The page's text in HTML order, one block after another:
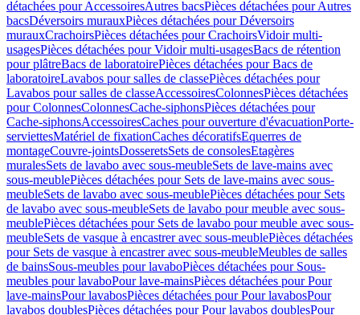
détachées pour AccessoiresAutres bacsPièces détachées pour Autres
bacsDéversoirs murauxPièces détachées pour Déversoirs
murauxCrachoirsPièces détachées pour CrachoirsVidoir multi-
usagesPièces détachées pour Vidoir multi-usagesBacs de rétention
pour plâtreBacs de laboratoirePièces détachées pour Bacs de
laboratoireLavabos pour salles de classePièces détachées pour
Lavabos pour salles de classeAccessoiresColonnesPièces détachées
pour ColonnesColonnesCache-siphonsPièces détachées pour
Cache-siphonsAccessoiresCaches pour ouverture d'évacuationPorte-
serviettesMatériel de fixationCaches décoratifsEquerres de
montageCouvre-jointsDosseretsSets de consolesEtagères
muralesSets de lavabo avec sous-meubleSets de lave-mains avec
sous-meublePièces détachées pour Sets de lave-mains avec sous-
meubleSets de lavabo avec sous-meublePièces détachées pour Sets
de lavabo avec sous-meubleSets de lavabo pour meuble avec sous-
meublePièces détachées pour Sets de lavabo pour meuble avec sous-
meubleSets de vasque à encastrer avec sous-meublePièces détachées
pour Sets de vasque à encastrer avec sous-meubleMeubles de salles
de bainsSous-meubles pour lavaboPièces détachées pour Sous-
meubles pour lavaboPour lave-mainsPièces détachées pour Pour
lave-mainsPour lavabosPièces détachées pour Pour lavabosPour
lavabos doublesPièces détachées pour Pour lavabos doublesPour